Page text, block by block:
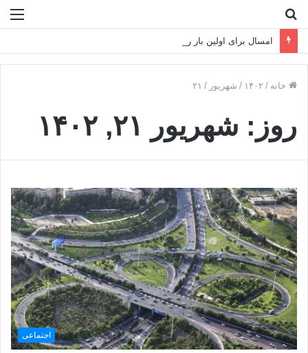
برای
امسال برای اولین بار رشد سالانه مصرف برق نزولی شد
خانه / ۱۴۰۲ / شهریور / ۲۱
روز: شهریور ۲۱, ۱۴۰۲
اجتماعی